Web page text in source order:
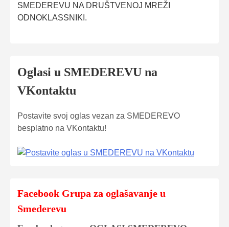
SMEDEREVU NA DRUŠTVENOJ MREŽI
ODNOKLASSNIKI.
Oglasi u SMEDEREVU na
VKontaktu
Postavite svoj oglas vezan za SMEDEREVO
besplatno na VKontaktu!
Facebook Grupa za oglašavanje u
Smederevu